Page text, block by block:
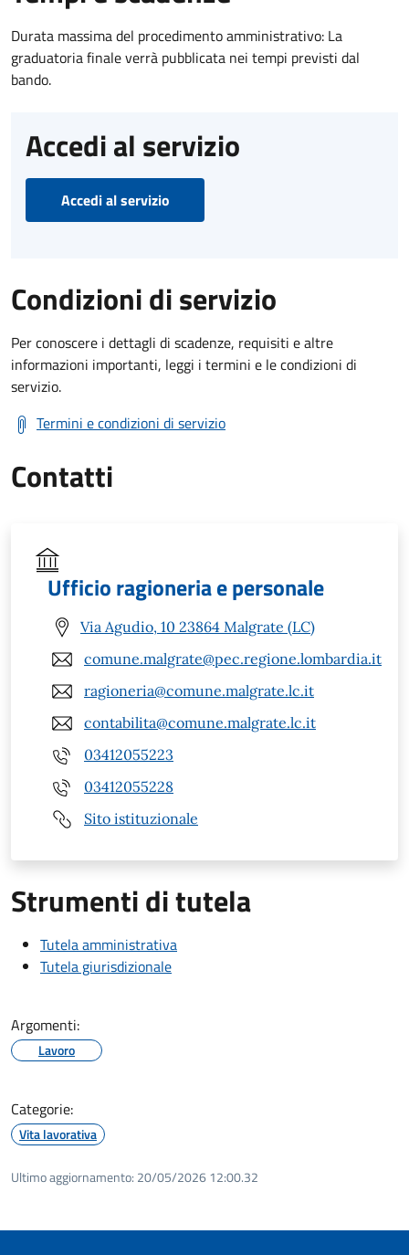
Durata massima del procedimento amministrativo: La
graduatoria finale verrà pubblicata nei tempi previsti dal
bando.
Accedi al servizio
Accedi al servizio
Condizioni di servizio
Per conoscere i dettagli di scadenze, requisiti e altre
informazioni importanti, leggi i termini e le condizioni di
servizio.
Termini e condizioni di servizio
Contatti
Ufficio ragioneria e personale
Via Agudio, 10 23864 Malgrate (LC)
comune.malgrate@pec.regione.lombardia.it
ragioneria@comune.malgrate.lc.it
contabilita@comune.malgrate.lc.it
03412055223
03412055228
Sito istituzionale
Strumenti di tutela
Tutela amministrativa
Tutela giurisdizionale
Argomenti:
Lavoro
Categorie:
Vita lavorativa
Ultimo aggiornamento: 20/05/2026 12:00.32